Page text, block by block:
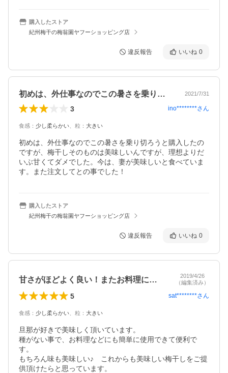
購入したストア
紀州梅干の梅翁園ヤフーショッピング店
違反報告 いいね 0
初めは、外仕事なのでこの暑さを乗り切ろ… 2021/7/31
3 ino********さん
食感 ： 少し柔らかい 粒 ： 大きい
初めは、外仕事なのでこの暑さを乗り切ろうと購入したの
ですが、梅干しそのものは美味しいんですが、理想よりだ
いぶ甘くてダメでした。今は、妻が美味しいと食べていま
す。また注文してとの事でした！
購入したストア
紀州梅干の梅翁園ヤフーショッピング店
違反報告 いいね 0
甘さがほどよく良い！またお料理に便利！
2019/4/26
（編集済み）
5 sat********さん
食感 ： 少し柔らかい 粒 ： 大きい
旦那が好きで美味しく頂いています。
種がない事で、お料理などにも簡単に使用できて便利で
す。
もちろん味も美味しい♪　これからも美味しい梅干しをご提
供頂けたらと思っています。